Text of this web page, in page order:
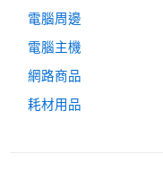
電腦周邊
電腦主機
網路商品
耗材用品